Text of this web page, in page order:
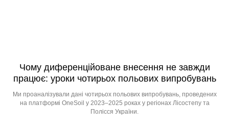
Чому диференційоване внесення не завжди
працює: уроки чотирьох польових випробувань
Ми проаналізували дані чотирьох польових випробувань, проведених
на платформі OneSoil у 2023–2025 роках у регіонах Лісостепу та
Полісся України.